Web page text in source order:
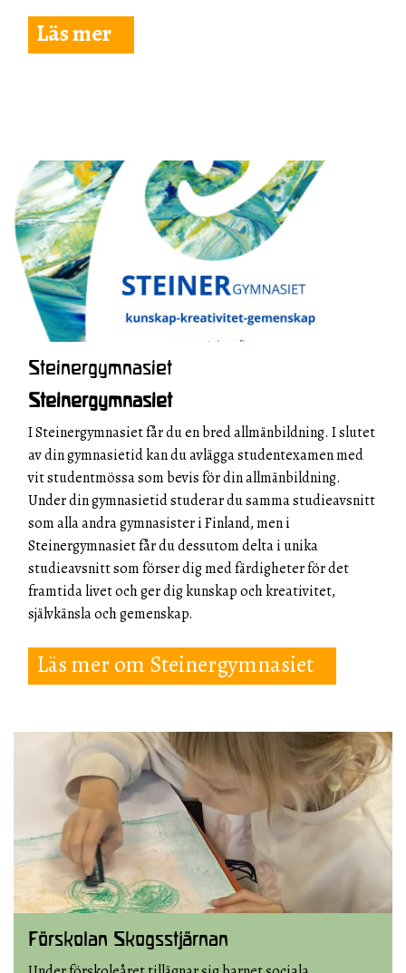
Läs mer
Steinergymnasiet
Steinergymnasiet
I Steinergymnasiet får du en bred allmänbildning. I slutet
av din gymnasietid kan du avlägga studentexamen med
vit studentmössa som bevis för din allmänbildning.
Under din gymnasietid studerar du samma studieavsnitt
som alla andra gymnasister i Finland, men i
Steinergymnasiet får du dessutom delta i unika
studieavsnitt som förser dig med färdigheter för det
framtida livet och ger dig kunskap och kreativitet,
självkänsla och gemenskap.
Läs mer om Steinergymnasiet
Förskolan Skogsstjärnan